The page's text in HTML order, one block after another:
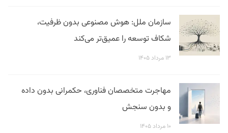
سازمان ملل: هوش مصنوعی بدون ظرفیت،
شکاف توسعه را عمیق‌تر می‌کند
۱۳ مرداد ۱۴۰۵
مهاجرت متخصصان فناوری، حکمرانی بدون داده
و بدون سنجش
۱۰ مرداد ۱۴۰۵